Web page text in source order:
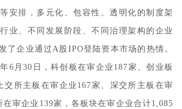
安排，多元化、包容性、透明化的制度架
业、不同发展阶段、不同治理架构的企业
了企业通过A股IPO登陆资本市场的热情。
6月30日，科创板在审企业187家、创业板
交所主板在审企业167家、深交所主板在审
在审企业139家，各板块在审企业合计1,085